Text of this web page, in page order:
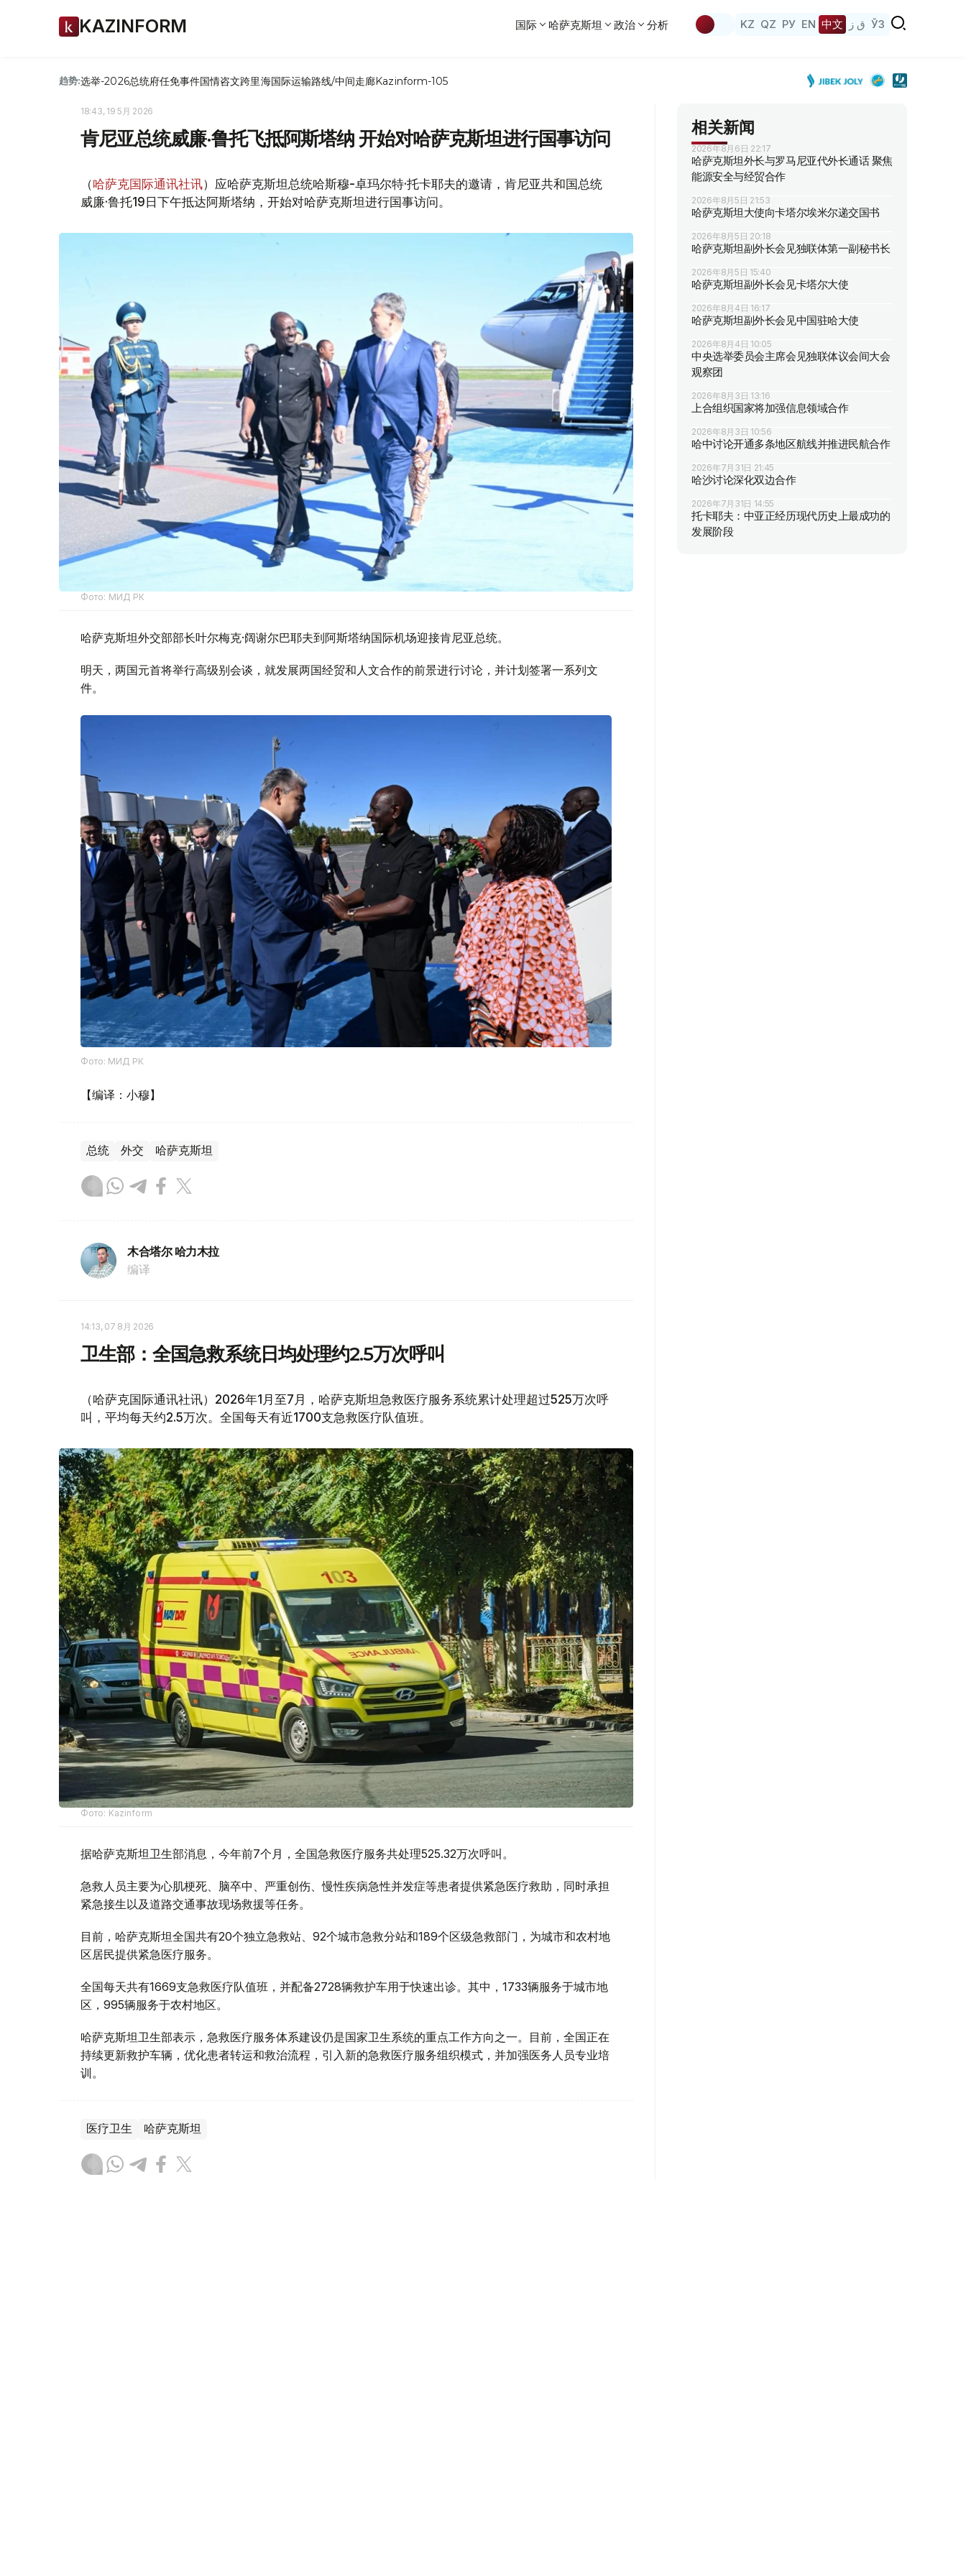
KAZINFORM 国际 哈萨克斯坦 政治 分析 KZ QZ РУ EN 中文 ق ز ЎЗ
趋势:选举-2026总统府任免事件国情咨文跨里海国际运输路线/中间走廊Kazinform-105
18:43, 19 5月 2026
肯尼亚总统威廉·鲁托飞抵阿斯塔纳 开始对哈萨克斯坦进行国事访问
（哈萨克国际通讯社讯）应哈萨克斯坦总统哈斯穆-卓玛尔特·托卡耶夫的邀请，肯尼亚共和国总统
威廉·鲁托19日下午抵达阿斯塔纳，开始对哈萨克斯坦进行国事访问。
Фото: МИД РК
哈萨克斯坦外交部部长叶尔梅克·阔谢尔巴耶夫到阿斯塔纳国际机场迎接肯尼亚总统。
明天，两国元首将举行高级别会谈，就发展两国经贸和人文合作的前景进行讨论，并计划签署一系列文
件。
Фото: МИД РК
【编译：小穆】
总统 外交 哈萨克斯坦
木合塔尔 哈力木拉
编译
14:13, 07 8月 2026
卫生部：全国急救系统日均处理约2.5万次呼叫
（哈萨克国际通讯社讯）2026年1月至7月，哈萨克斯坦急救医疗服务系统累计处理超过525万次呼
叫，平均每天约2.5万次。全国每天有近1700支急救医疗队值班。
Фото: Kazinform
据哈萨克斯坦卫生部消息，今年前7个月，全国急救医疗服务共处理525.32万次呼叫。
急救人员主要为心肌梗死、脑卒中、严重创伤、慢性疾病急性并发症等患者提供紧急医疗救助，同时承担
紧急接生以及道路交通事故现场救援等任务。
目前，哈萨克斯坦全国共有20个独立急救站、92个城市急救分站和189个区级急救部门，为城市和农村地
区居民提供紧急医疗服务。
全国每天共有1669支急救医疗队值班，并配备2728辆救护车用于快速出诊。其中，1733辆服务于城市地
区，995辆服务于农村地区。
哈萨克斯坦卫生部表示，急救医疗服务体系建设仍是国家卫生系统的重点工作方向之一。目前，全国正在
持续更新救护车辆，优化患者转运和救治流程，引入新的急救医疗服务组织模式，并加强医务人员专业培
训。
医疗卫生 哈萨克斯坦
相关新闻
2026年8月6日 22:17
哈萨克斯坦外长与罗马尼亚代外长通话 聚焦
能源安全与经贸合作
2026年8月5日 21:53
哈萨克斯坦大使向卡塔尔埃米尔递交国书
2026年8月5日 20:18
哈萨克斯坦副外长会见独联体第一副秘书长
2026年8月5日 15:40
哈萨克斯坦副外长会见卡塔尔大使
2026年8月4日 16:17
哈萨克斯坦副外长会见中国驻哈大使
2026年8月4日 10:05
中央选举委员会主席会见独联体议会间大会
观察团
2026年8月3日 13:16
上合组织国家将加强信息领域合作
2026年8月3日 10:56
哈中讨论开通多条地区航线并推进民航合作
2026年7月31日 21:45
哈沙讨论深化双边合作
2026年7月31日 14:55
托卡耶夫：中亚正经历现代历史上最成功的
发展阶段